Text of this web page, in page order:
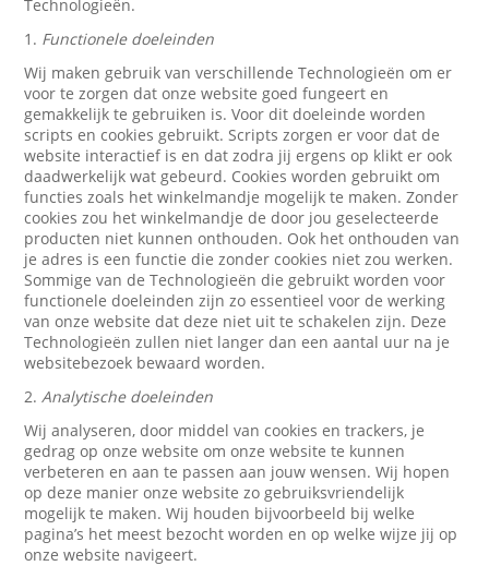
Technologieën.
1. Functionele doeleinden
Wij maken gebruik van verschillende Technologieën om er
voor te zorgen dat onze website goed fungeert en
gemakkelijk te gebruiken is. Voor dit doeleinde worden
scripts en cookies gebruikt. Scripts zorgen er voor dat de
website interactief is en dat zodra jij ergens op klikt er ook
daadwerkelijk wat gebeurd. Cookies worden gebruikt om
functies zoals het winkelmandje mogelijk te maken. Zonder
cookies zou het winkelmandje de door jou geselecteerde
producten niet kunnen onthouden. Ook het onthouden van
je adres is een functie die zonder cookies niet zou werken.
Sommige van de Technologieën die gebruikt worden voor
functionele doeleinden zijn zo essentieel voor de werking
van onze website dat deze niet uit te schakelen zijn. Deze
Technologieën zullen niet langer dan een aantal uur na je
websitebezoek bewaard worden.
2.Analytische doeleinden
Wij analyseren, door middel van cookies en trackers, je
gedrag op onze website om onze website te kunnen
verbeteren en aan te passen aan jouw wensen. Wij hopen
op deze manier onze website zo gebruiksvriendelijk
mogelijk te maken. Wij houden bijvoorbeeld bij welke
pagina’s het meest bezocht worden en op welke wijze jij op
onze website navigeert.